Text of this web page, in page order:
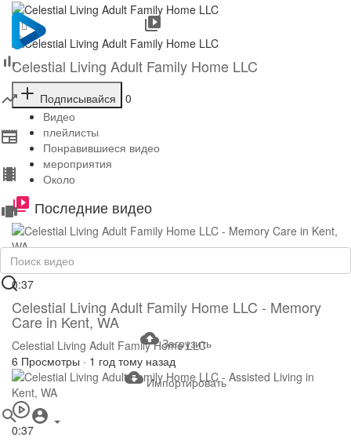
Загрузить
Импортировать
Celestial Living Adult Family Home LLC
Подписывайся
0
Видео
плейлисты
Понравившиеся видео
мероприятия
Около
Последние видео
0:37
Celestial Living Adult Family Home LLC - Memory
Care in Kent, WA
Celestial Living Adult Family Home LLC
6 Просмотры · 1 год тому назад
0:37